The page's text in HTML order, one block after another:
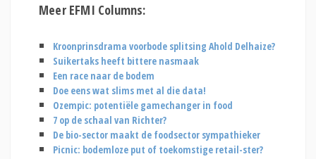
Meer EFMI Columns:
Kroonprinsdrama voorbode splitsing Ahold Delhaize?
Suikertaks heeft bittere nasmaak
Een race naar de bodem
Doe eens wat slims met al die data!
Ozempic: potentiële gamechanger in food
7 op de schaal van Richter?
De bio-sector maakt de foodsector sympathieker
Picnic: bodemloze put of toekomstige retail-ster?